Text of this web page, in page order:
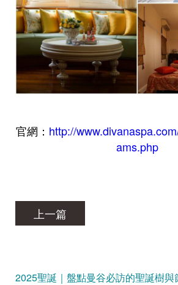
官網： http://
ams.php
上一篇
2025聖誕｜盤點曼谷必訪的聖誕樹與